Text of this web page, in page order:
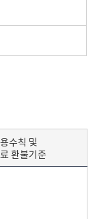
수칙 및
환불기준